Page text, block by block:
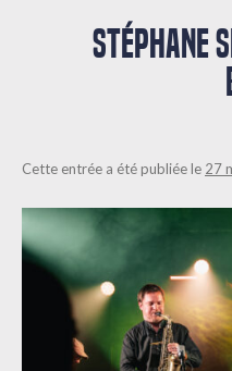
STÉPHANE
Cette entrée a été publiée le 27